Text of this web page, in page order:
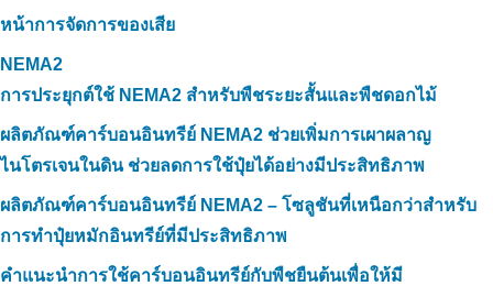
หน้าการจัดการของเสีย
NEMA2
การประยุกต์ใช้ NEMA2 สำหรับพืชระยะสั้นและพืชดอกไม้
ผลิตภัณฑ์คาร์บอนอินทรีย์ NEMA2 ช่วยเพิ่มการเผาผลาญ
ไนโตรเจนในดิน ช่วยลดการใช้ปุ๋ยได้อย่างมีประสิทธิภาพ
ผลิตภัณฑ์คาร์บอนอินทรีย์ NEMA2 – โซลูชันที่เหนือกว่าสำหรับ
การทำปุ๋ยหมักอินทรีย์ที่มีประสิทธิภาพ
คำแนะนำการใช้คาร์บอนอินทรีย์กับพืชยืนต้นเพื่อให้มี